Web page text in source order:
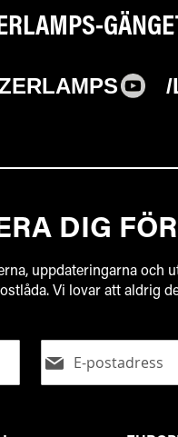
/
DIG
uppdateringarna och
Vi lovar att aldrig